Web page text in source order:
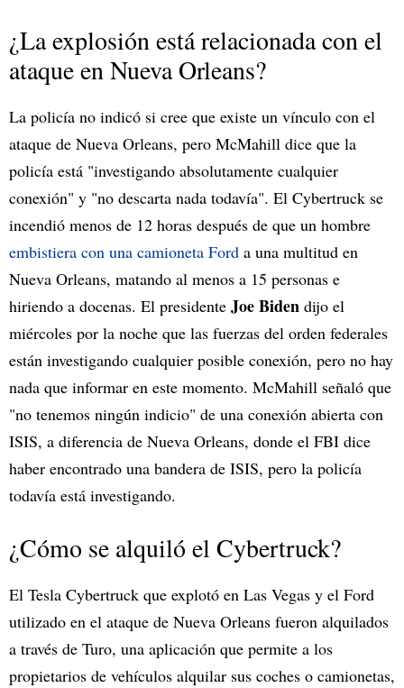
¿La explosión está relacionada con el
ataque en Nueva Orleans?
La policía no indicó si cree que existe un vínculo con el
ataque de Nueva Orleans, pero McMahill dice que la
policía está "investigando absolutamente cualquier
conexión" y "no descarta nada todavía". El Cybertruck se
incendió menos de 12 horas después de que un hombre
embistiera con una camioneta Ford a una multitud en
Nueva Orleans, matando al menos a 15 personas e
hiriendo a docenas. El presidente Joe Biden dijo el
miércoles por la noche que las fuerzas del orden federales
están investigando cualquier posible conexión, pero no hay
nada que informar en este momento. McMahill señaló que
"no tenemos ningún indicio" de una conexión abierta con
ISIS, a diferencia de Nueva Orleans, donde el FBI dice
haber encontrado una bandera de ISIS, pero la policía
todavía está investigando.
¿Cómo se alquiló el Cybertruck?
El Tesla Cybertruck que explotó en Las Vegas y el Ford
utilizado en el ataque de Nueva Orleans fueron alquilados
a través de Turo, una aplicación que permite a los
propietarios de vehículos alquilar sus coches o camionetas,